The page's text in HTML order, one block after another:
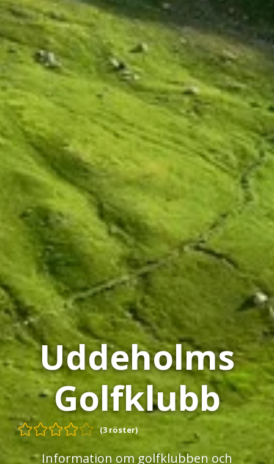
Uddeholms
Golfklubb
(3 röster)
Information om golfklubben och